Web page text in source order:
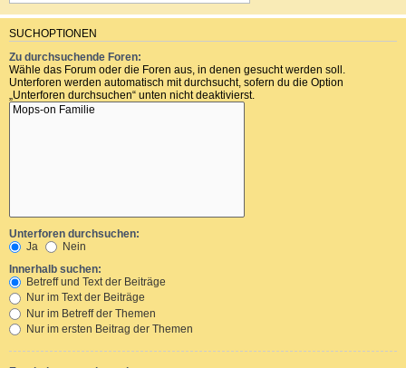
SUCHOPTIONEN
Zu durchsuchende Foren:
Wähle das Forum oder die Foren aus, in denen gesucht werden soll.
Unterforen werden automatisch mit durchsucht, sofern du die Option
„Unterforen durchsuchen“ unten nicht deaktivierst.
Unterforen durchsuchen:
Ja
Nein
Innerhalb suchen:
Betreff und Text der Beiträge
Nur im Text der Beiträge
Nur im Betreff der Themen
Nur im ersten Beitrag der Themen